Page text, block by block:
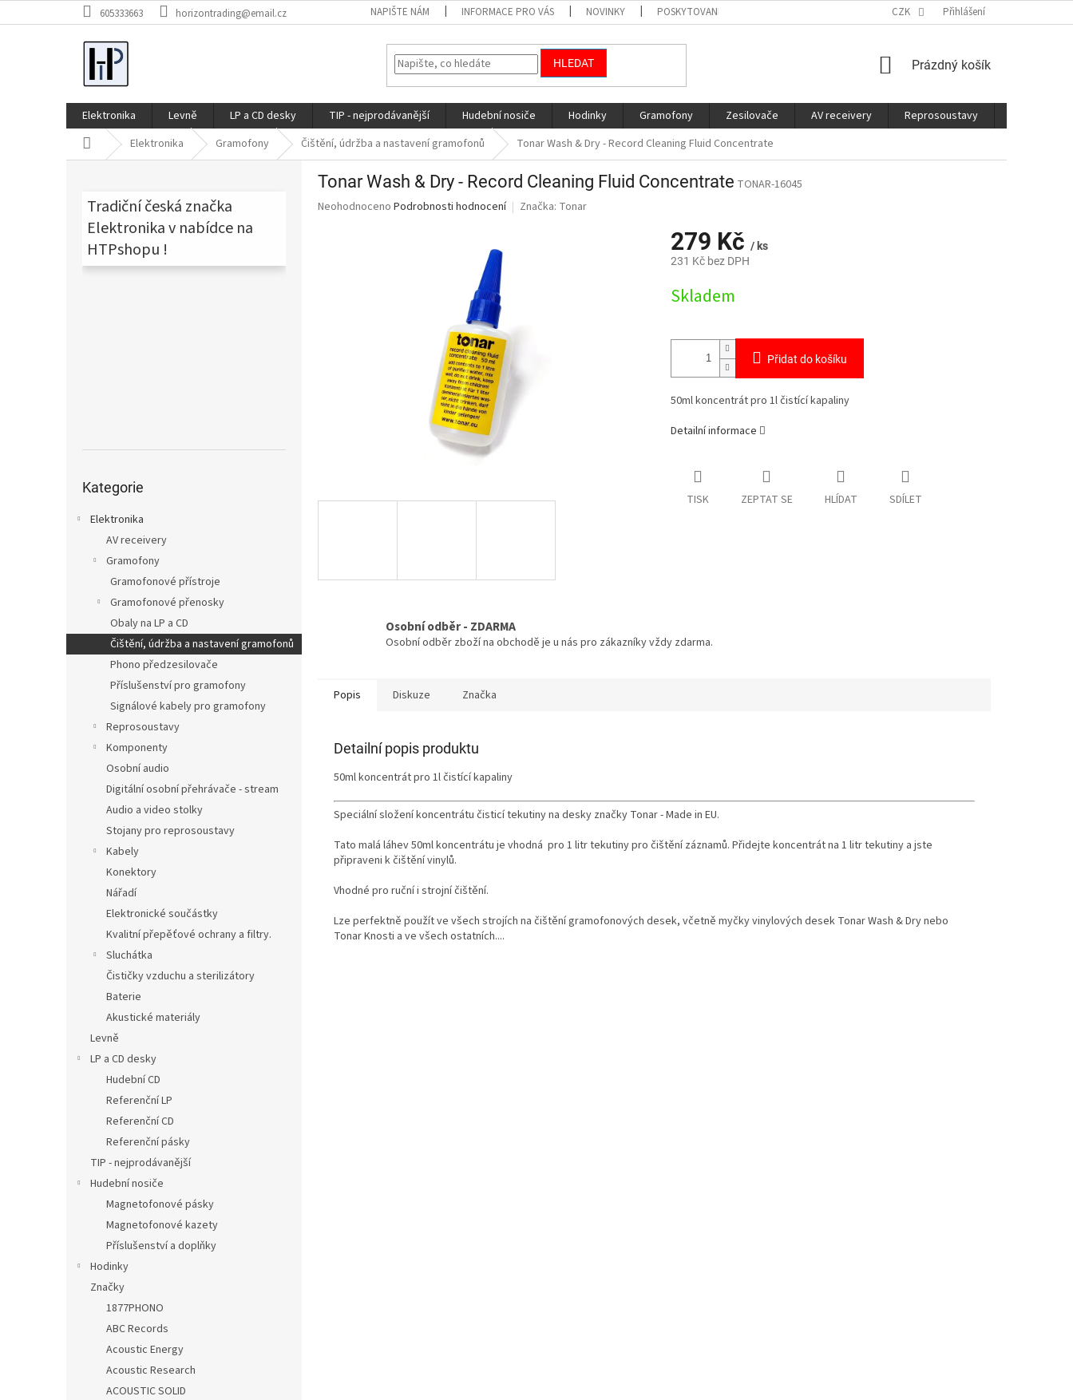
na
605333663 horizontrading@email.cz NAPIŠTE NÁM INFORMACE PRO VÁS NOVINKY POSKYTOVANÉ SLUŽBY CZK Přihlášení
HLEDAT
NÁKUPNÍ
Prázdný košík
Elektronika Levně LP a CD desky TIP - nejprodávanější Hudební nosiče Hodinky Gramofony Zesilovače AV receivery Reprosoustavy
Domů Elektronika Gramofony Čištění, údržba a nastavení gramofonů Tonar Wash & Dry - Record Cleaning Fluid Concentrate
Tradiční česká značka
Elektronika v nabídce na
HTPshopu !
kategorie
Kategorie
Elektronika
AV receivery
Gramofony
Gramofonové přístroje
Gramofonové přenosky
Obaly na LP a CD
Čištění, údržba a nastavení gramofonů
Phono předzesilovače
Příslušenství pro gramofony
Signálové kabely pro gramofony
Reprosoustavy
Komponenty
Osobní audio
Digitální osobní přehrávače - stream
Audio a video stolky
Stojany pro reprosoustavy
Kabely
Konektory
Nářadí
Elektronické součástky
Kvalitní přepěťové ochrany a filtry.
Sluchátka
Čističky vzduchu a sterilizátory
Baterie
Akustické materiály
Levně
LP a CD desky
Hudební CD
Referenční LP
Referenční CD
Referenční pásky
TIP - nejprodávanější
Hudební nosiče
Magnetofonové pásky
Magnetofonové kazety
Příslušenství a doplňky
Hodinky
Značky
1877PHONO
ABC Records
Acoustic Energy
Acoustic Research
ACOUSTIC SOLID
Tonar Wash & Dry - Record Cleaning Fluid Concentrate TONAR-16045
Průměrné
Neohodnoceno Podrobnosti hodnocení Značka: Tonar
279 Kč / ks
231 Kč bez DPH
cena:
Skladem
Přidat do košíku
50ml koncentrát pro 1l čistící kapaliny
Detailní informace
TISK ZEPTAT SE HLÍDAT SDÍLET
Osobní odběr - ZDARMA
Osobní odběr zboží na obchodě je u nás pro zákazníky vždy zdarma.
Popis Diskuze Značka
Detailní popis produktu
50ml koncentrát pro 1l čistící kapaliny
Speciální složení koncentrátu čisticí tekutiny na desky značky Tonar - Made in EU.
Tato malá láhev 50ml koncentrátu je vhodná pro 1 litr tekutiny pro čištění záznamů. Přidejte koncentrát na 1 litr tekutiny a jste
připraveni k čištění vinylů.
Vhodné pro ruční i strojní čištění.
Lze perfektně použít ve všech strojích na čištění gramofonových desek, včetně myčky vinylových desek Tonar Wash & Dry nebo
Tonar Knosti a ve všech ostatních....